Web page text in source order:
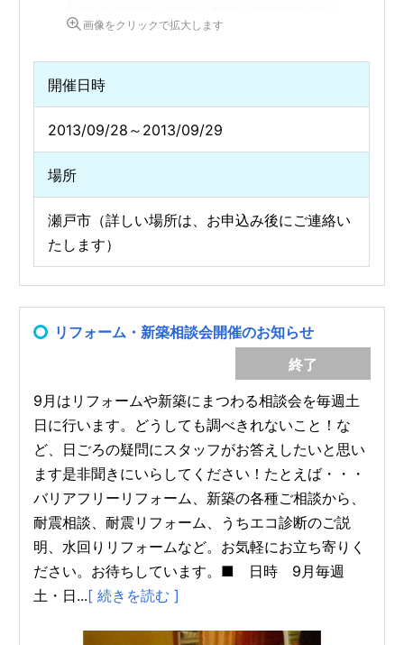
画像をクリックで拡大します
開催日時
2013/09/28～2013/09/29
場所
瀬戸市（詳しい場所は、お申込み後にご連絡い
たします）
リフォーム・新築相談会開催のお知らせ
終了
9月はリフォームや新築にまつわる相談会を毎週土
日に行います。どうしても調べきれないこと！な
ど、日ごろの疑問にスタッフがお答えしたいと思い
ます是非聞きにいらしてください！たとえば・・・
バリアフリーリフォーム、新築の各種ご相談から、
耐震相談、耐震リフォーム、うちエコ診断のご説
明、水回りリフォームなど。お気軽にお立ち寄りく
ださい。お待ちしています。■ 日時 9月毎週
土・日...[ 続きを読む ]